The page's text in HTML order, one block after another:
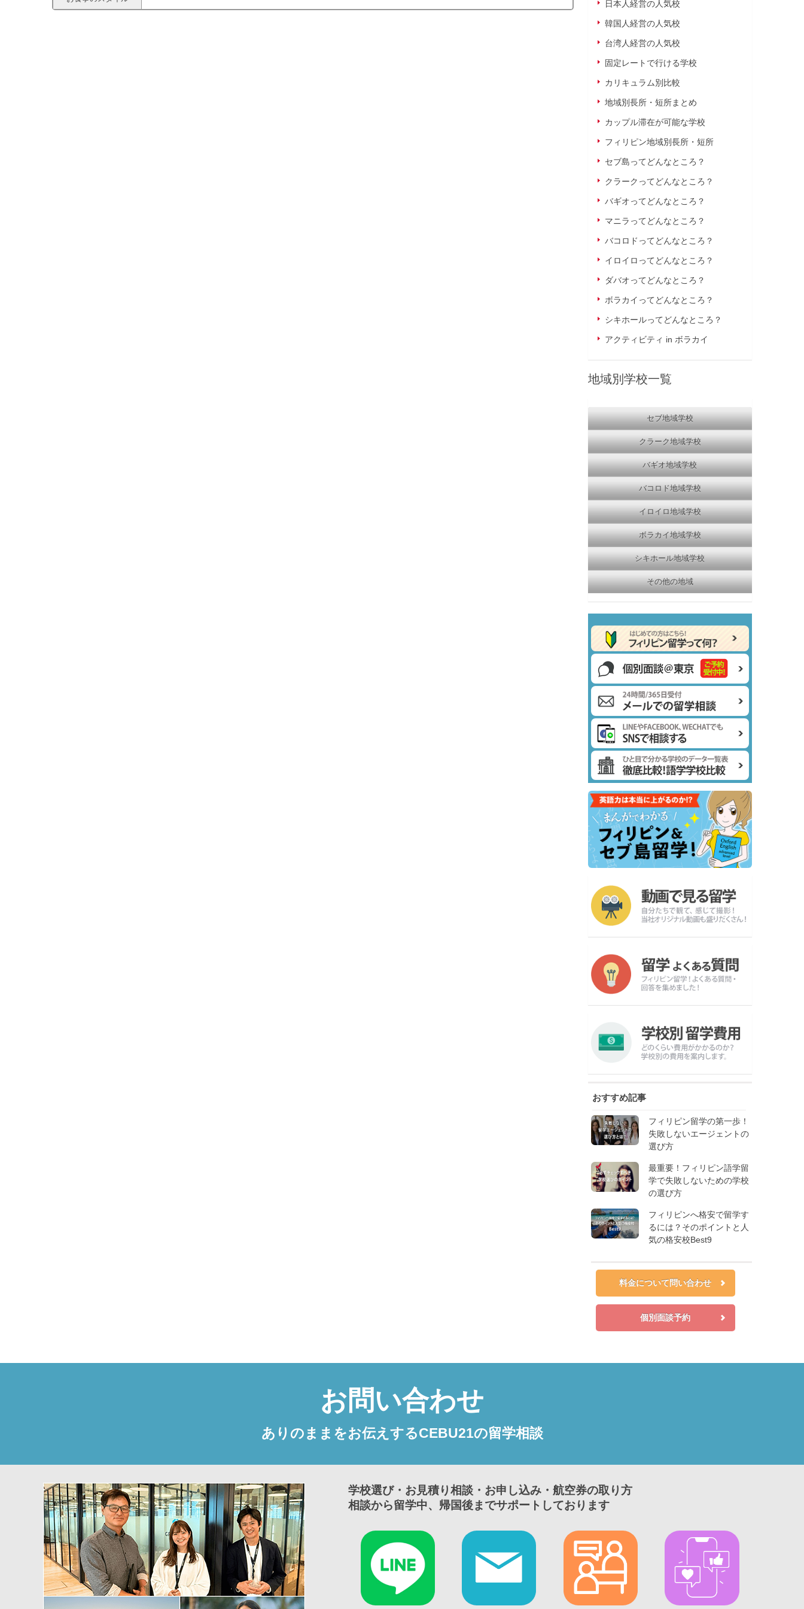
日本人経営の人気校
韓国人経営の人気校
台湾人経営の人気校
固定レートで行ける学校
カリキュラム別比較
地域別長所・短所まとめ
カップル滞在が可能な学校
フィリピン地域別長所・短所
セブ島ってどんなところ？
クラークってどんなところ？
バギオってどんなところ？
マニラってどんなところ？
バコロドってどんなところ？
イロイロってどんなところ？
ダバオってどんなところ？
ボラカイってどんなところ？
シキホールってどんなところ？
アクティビティ in ボラカイ
地域別学校一覧
セブ地域学校
クラーク地域学校
バギオ地域学校
バコロド地域学校
イロイロ地域学校
ボラカイ地域学校
シキホール地域学校
その他の地域
おすすめ記事
フィリピン留学の第一歩！
失敗しないエージェントの
選び方
最重要！フィリピン語学留
学で失敗しないための学校
の選び方
フィリピンへ格安で留学す
るには？そのポイントと人
気の格安校Best9
料金について問い合わせ
個別面談予約
お問い合わせ
ありのままをお伝えするCEBU21の留学相談
学校選び・お見積り相談・お申し込み・航空券の取り方
相談から留学中、帰国後までサポートしております